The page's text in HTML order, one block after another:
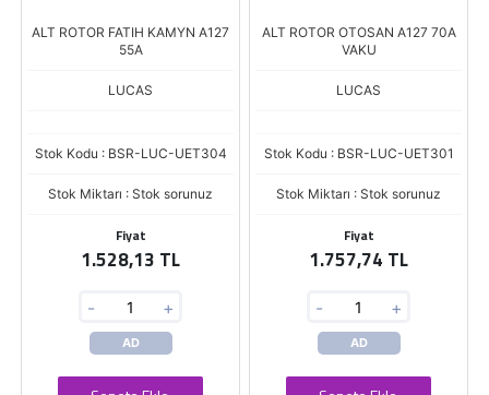
ALT ROTOR FATIH KAMYN A127
55A
LUCAS
Stok Kodu : BSR-LUC-UET304
Stok Miktarı : Stok sorunuz
Fiyat
1.528,13 TL
- +
AD
ALT ROTOR OTOSAN A127 70A
VAKU
LUCAS
Stok Kodu : BSR-LUC-UET301
Stok Miktarı : Stok sorunuz
Fiyat
1.757,74 TL
- +
AD